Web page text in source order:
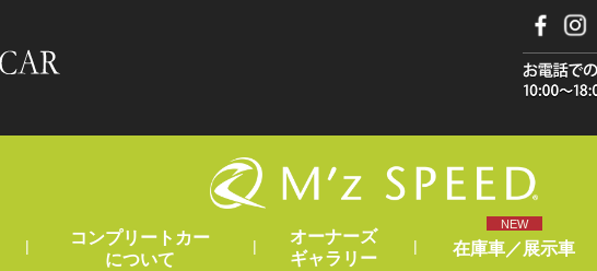
|
コンプリートカー
について
|
オーナーズ
ギャラリー
|
NEW
在庫車／展示車